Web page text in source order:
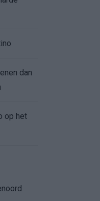
dan
op het